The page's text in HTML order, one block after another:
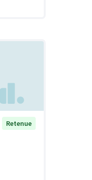
Retenue